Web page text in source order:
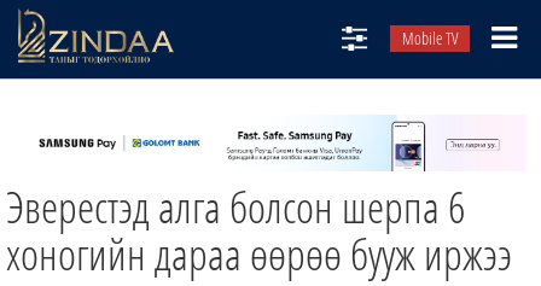
Mobile TV
ТВ8
ӨГЛӨӨНИЙ СОНИН
АУДИО ЗОХИОЛ
Эверестэд алга болсон шерпа 6
хоногийн дараа өөрөө бууж иржээ